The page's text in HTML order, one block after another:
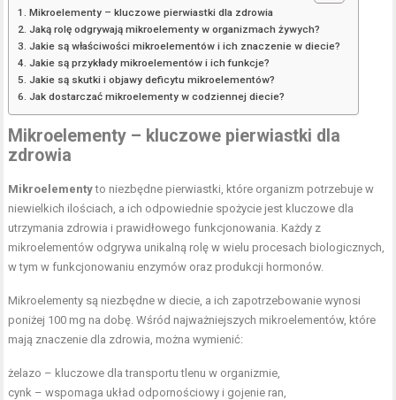
Mikroelementy – kluczowe pierwiastki dla zdrowia
Jaką rolę odgrywają mikroelementy w organizmach żywych?
Jakie są właściwości mikroelementów i ich znaczenie w diecie?
Jakie są przykłady mikroelementów i ich funkcje?
Jakie są skutki i objawy deficytu mikroelementów?
Jak dostarczać mikroelementy w codziennej diecie?
Mikroelementy – kluczowe pierwiastki dla
zdrowia
Mikroelementyto niezbędne pierwiastki, które organizm potrzebuje w
niewielkich ilościach, a ich odpowiednie spożycie jest kluczowe dla
utrzymania zdrowia i prawidłowego funkcjonowania. Każdy z
mikroelementów odgrywa unikalną rolę w wielu procesach biologicznych,
w tym w funkcjonowaniu enzymów oraz produkcji hormonów.
Mikroelementy są niezbędne w diecie, a ich zapotrzebowanie wynosi
poniżej 100 mg na dobę. Wśród najważniejszych mikroelementów, które
mają znaczenie dla zdrowia, można wymienić:
żelazo – kluczowe dla transportu tlenu w organizmie,
cynk – wspomaga układ odpornościowy i gojenie ran,